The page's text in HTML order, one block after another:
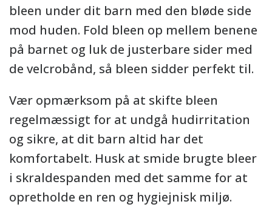
bleen under dit barn med den bløde side
mod huden. Fold bleen op mellem benene
på barnet og luk de justerbare sider med
de velcrobånd, så bleen sidder perfekt til.
Vær opmærksom på at skifte bleen
regelmæssigt for at undgå hudirritation
og sikre, at dit barn altid har det
komfortabelt. Husk at smide brugte bleer
i skraldespanden med det samme for at
opretholde en ren og hygiejnisk miljø.